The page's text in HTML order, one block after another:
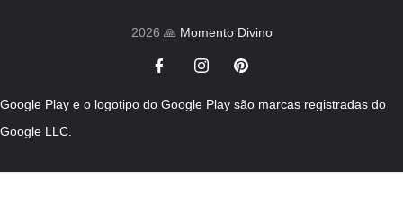
2026 🙏 Momento Divino
Google Play e o logotipo do Google Play são marcas registradas do
Google LLC.